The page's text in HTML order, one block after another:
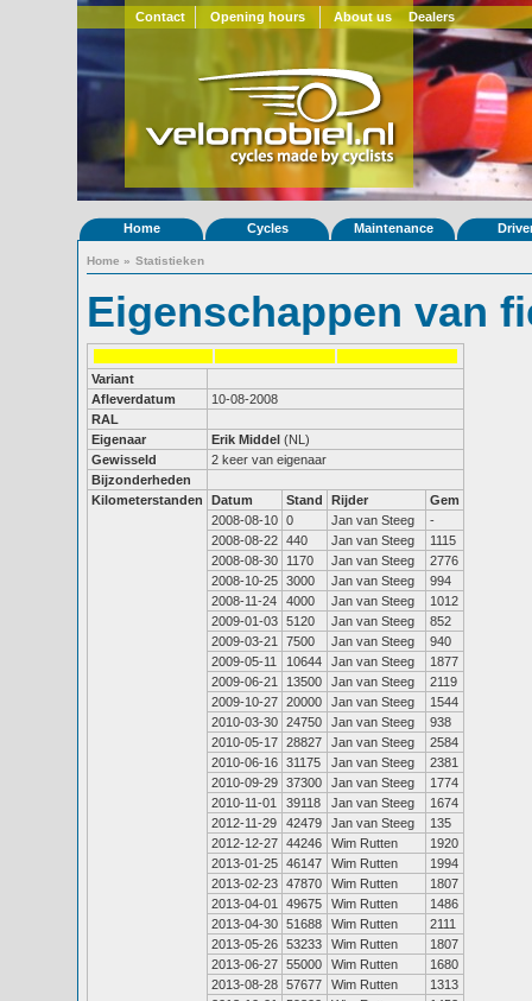
Contact Opening hours About us Dealers
Home Cycles Maintenance
Home » Statistieken
Eigenschappen van
Variant
Afleverdatum
10-08-2008
RAL
Eigenaar
Erik Middel (NL)
Gewisseld
2 keer van eigenaar
Bijzonderheden
Kilometerstanden
Datum Stand Rijder
Gem
2008-08-10 0 Jan van Steeg
-
2008-08-22 440 Jan van Steeg
1115
2008-08-30
1170 Jan van Steeg
2776
2008-10-25 3000 Jan van Steeg
994
2008-11-24
4000 Jan van Steeg
1012
2009-01-03 5120 Jan van Steeg
852
2009-03-21
7500 Jan van Steeg
940
2009-05-11
10644 Jan van Steeg
1877
2009-06-21
13500 Jan van Steeg
2119
2009-10-27 20000 Jan van Steeg
1544
2010-03-30 24750 Jan van Steeg
938
2010-05-17 28827 Jan van Steeg
2584
2010-06-16 31175 Jan van Steeg
2381
2010-09-29 37300 Jan van Steeg
1774
2010-11-01
39118 Jan van Steeg
1674
2012-11-29
42479 Jan van Steeg
135
2012-12-27 44246 Wim Rutten
1920
2013-01-25 46147 Wim Rutten
1994
2013-02-23 47870 Wim Rutten
1807
2013-04-01
49675 Wim Rutten
1486
2013-04-30 51688 Wim Rutten
2111
2013-05-26 53233 Wim Rutten
1807
2013-06-27 55000 Wim Rutten
1680
2013-08-28 57677 Wim Rutten
1313